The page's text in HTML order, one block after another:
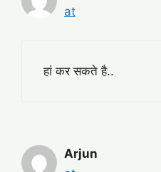
at
हां कर सकते है..
Arjun